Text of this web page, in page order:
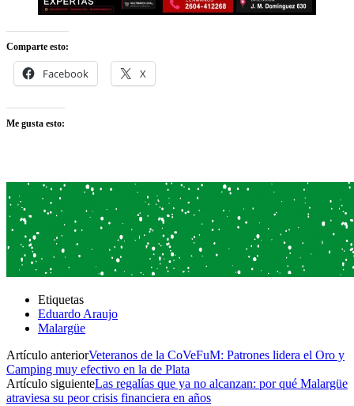
Comparte esto:
Facebook X
Me gusta esto:
Etiquetas
Eduardo Araujo
Malargüe
Artículo anteriorVeteranos de la CoVeFuM: Patrones lidera el Oro y
Camping muy efectivo en la de Plata
Artículo siguienteLas regalías que ya no alcanzan: por qué Malargüe
atraviesa su peor crisis financiera en años